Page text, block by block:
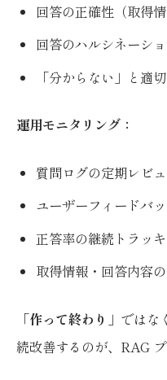
回答の正確性（取得
回答のハルシネーシ
「分からない」と適
運用モニタリング：
質問ログの定期レビ
ユーザーフィードバ
正答率の継続トラッ
取得情報・回答内容
「作って終わり 」では
続改善するのが、RAG